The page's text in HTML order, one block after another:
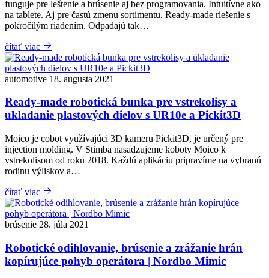
funguje pre leštenie a brúsenie aj bez programovania. Intuitívne ako
na tablete. Aj pre častú zmenu sortimentu. Ready-made riešenie s
pokročilým riadením. Odpadajú tak…
čítať viac
automotive 18. augusta 2021
Ready-made robotická bunka pre vstrekolisy a
ukladanie plastových dielov s UR10e a Pickit3D
Moico je cobot využívajúci 3D kameru Pickit3D, je určený pre
injection molding. V Stimba nasadzujeme koboty Moico k
vstrekolisom od roku 2018. Každú aplikáciu pripravíme na vybranú
rodinu výliskov a…
čítať viac
brúsenie 28. júla 2021
Robotické odihlovanie, brúsenie a zrážanie hrán
kopírujúce pohyb operátora | Nordbo Mimic